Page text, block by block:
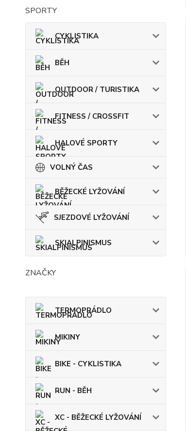
SPORTY
CYKLISTIKA
BĚH
OUTDOOR / TURISTIKA
FITNESS / CROSSFIT
HALOVÉ SPORTY
VOLNÝ ČAS
BĚŽECKÉ LYŽOVÁNÍ
SJEZDOVÉ LYŽOVÁNÍ
SKIALPINISMUS
ZNAČKY
TERMOPRÁDLO
MIKINY
BIKE - CYKLISTIKA
RUN - BĚH
XC - BĚŽECKÉ LYŽOVÁNÍ